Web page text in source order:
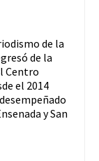
de la
de la
Centro
el 2014
y San